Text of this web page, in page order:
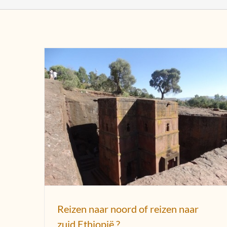
Reizen naar noord of reizen naar zuid
Ethiopië ?
Reizen naar noord of reizen naar
zuid Ethiopië ?